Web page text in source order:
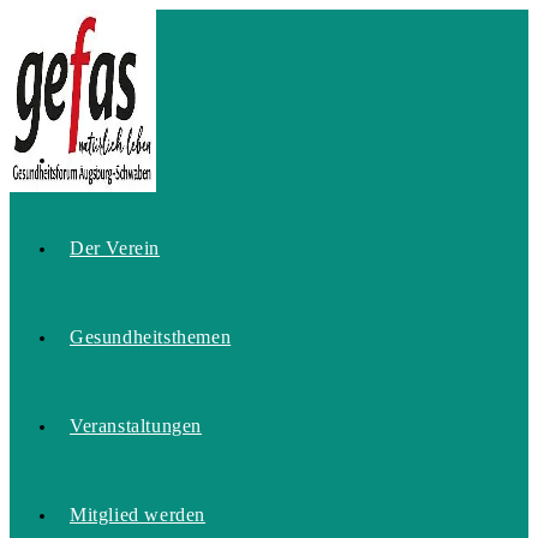
Inhalt
springen
Home
Der Verein
Gesundheitsthemen
Veranstaltungen
Mitglied werden